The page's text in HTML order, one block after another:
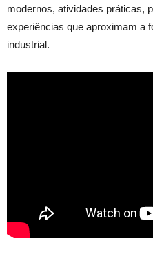
modernos, atividades práticas,
experiências que aproximam a
industrial.